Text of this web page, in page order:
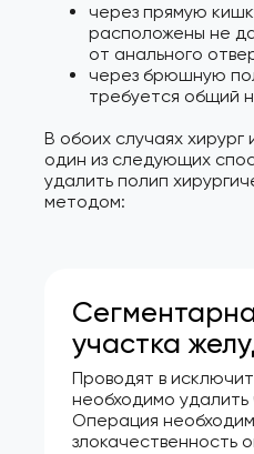
через прямую
расположены не
от анального
через брюшную
требуется общий
В обоих случаях хирург
один из следующих
удалить полип
методом:
участка
Проводят в
необходимо удалить
Операция
злокачественность